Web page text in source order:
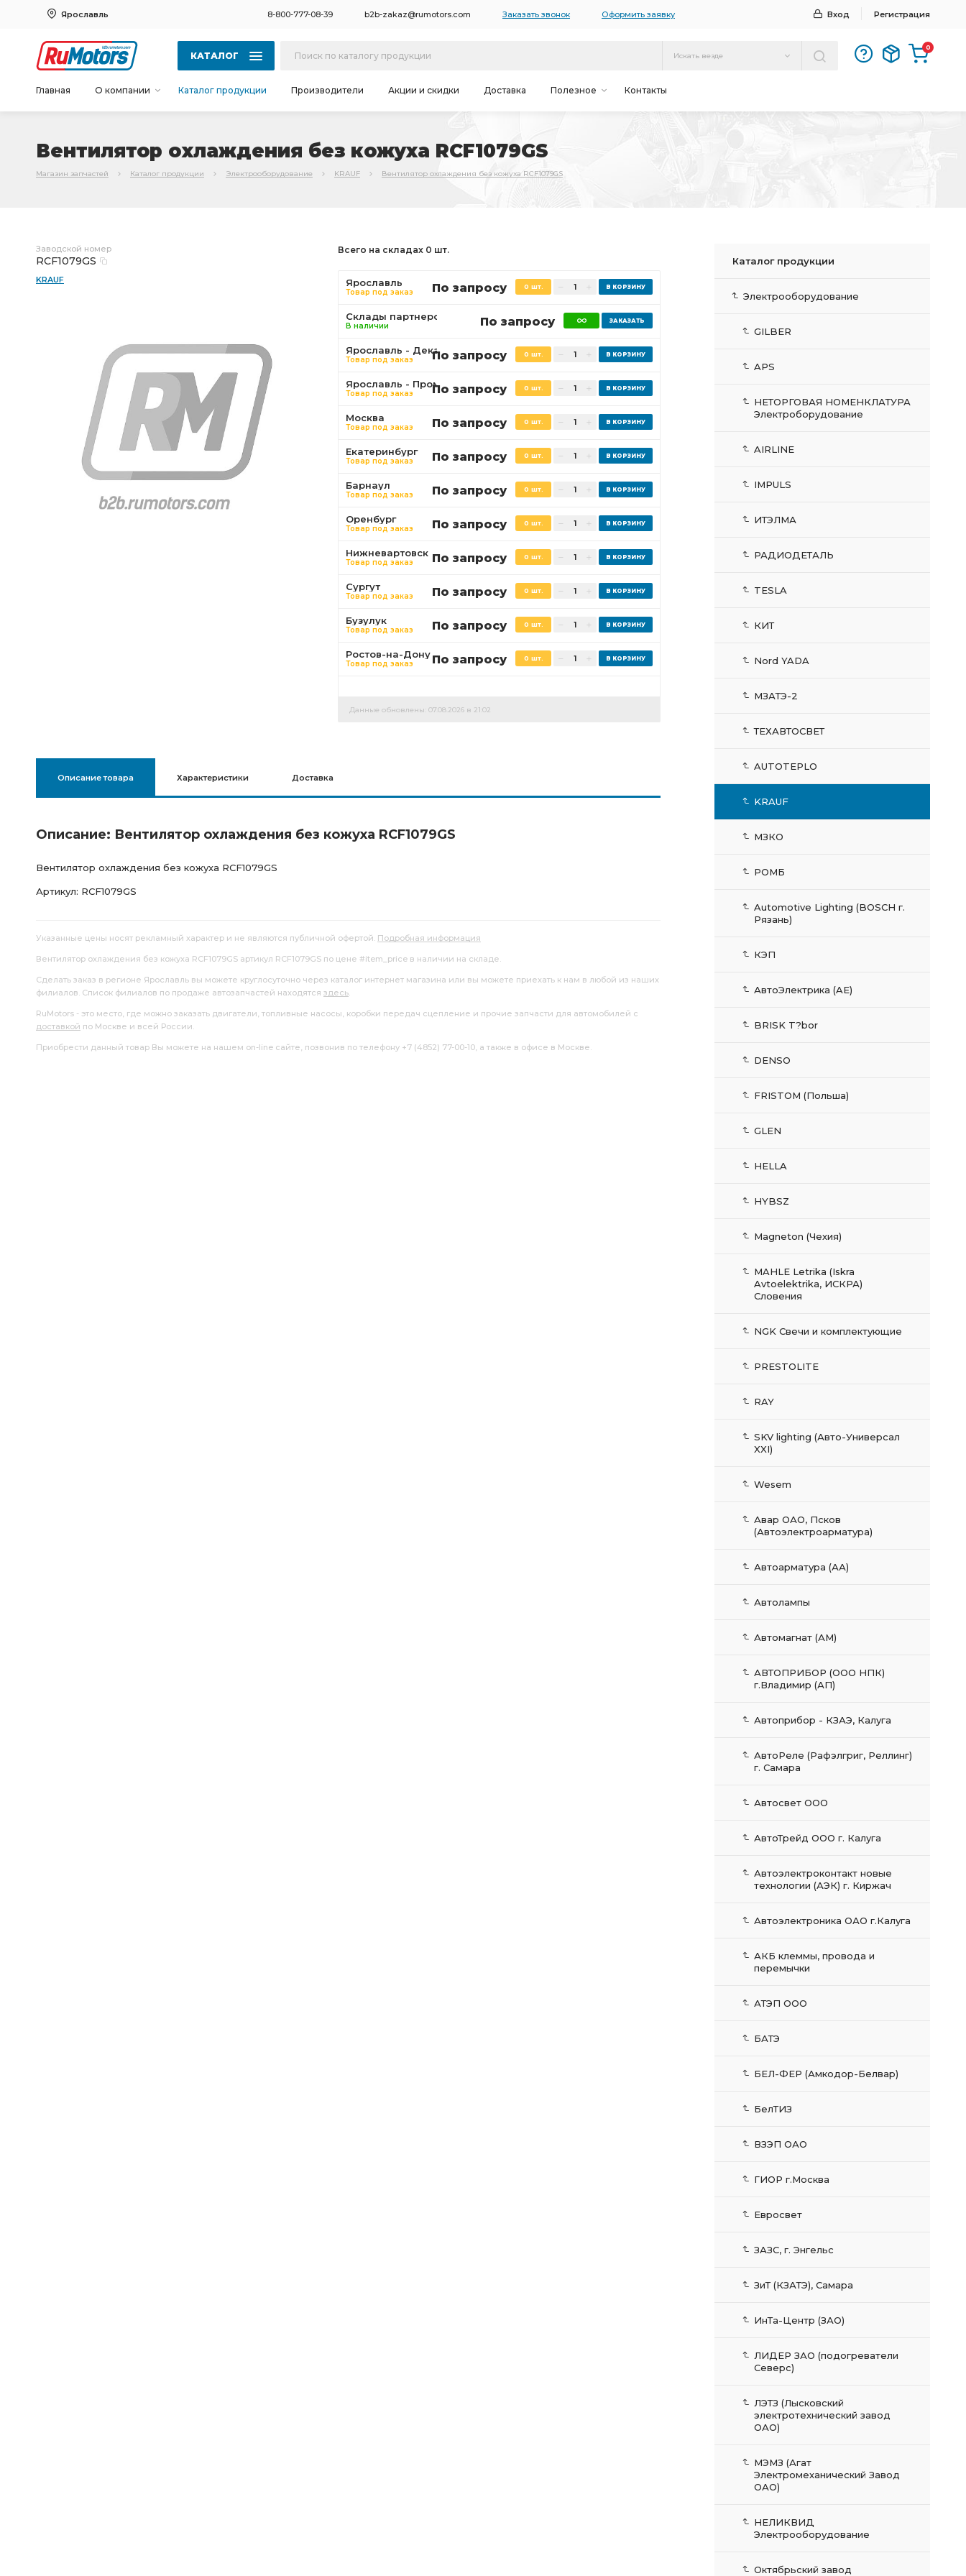
Ярославль 8-800-777-08-39 b2b-zakaz@rumotors.com Заказать звонок Оформить заявку Вход Регистрация
КАТАЛОГ Искать везде
0
Главная О компании Каталог продукции Производители Акции и скидки Доставка Полезное Контакты
Вентилятор охлаждения без кожуха RCF1079GS
Магазин запчастей Каталог продукции Электрооборудование KRAUF Вентилятор охлаждения без кожуха RCF1079GS
Заводской номер
RCF1079GS
KRAUF
Всего на складах 0 шт.
Ярославль
Товар под заказ По запросу 0 шт.
Склады партнеров
В наличии По запросу
Ярославль - Декабристов
Товар под заказ По запросу 0 шт.
Ярославль - Промышленная
Товар под заказ По запросу 0 шт.
Москва
Товар под заказ По запросу 0 шт.
Екатеринбург
Товар под заказ По запросу 0 шт.
Барнаул
Товар под заказ По запросу 0 шт.
Оренбург
Товар под заказ По запросу 0 шт.
Нижневартовск
Товар под заказ По запросу 0 шт.
Сургут
Товар под заказ По запросу 0 шт.
Бузулук
Товар под заказ По запросу 0 шт.
Ростов-на-Дону
Товар под заказ По запросу 0 шт.
Данные обновлены: 07.08.2026 в 21:02
Описание товара Характеристики Доставка
Описание: Вентилятор охлаждения без кожуха RCF1079GS
Вентилятор охлаждения без кожуха RCF1079GS
Артикул: RCF1079GS
Указанные цены носят рекламный характер и не являются публичной офертой. Подробная информация
Вентилятор охлаждения без кожуха RCF1079GS артикул RCF1079GS по цене #item_price в наличии на складе.
Сделать заказ в регионе Ярославль вы можете круглосуточно через каталог интернет магазина или вы можете приехать к нам в любой из наших
филиалов. Список филиалов по продаже автозапчастей находятся здесь.
RuMotors - это место, где можно заказать двигатели, топливные насосы, коробки передач сцепление и прочие запчасти для автомобилей с
доставкой по Москве и всей России.
Приобрести данный товар Вы можете на нашем on-line сайте, позвонив по телефону +7 (4852) 77-00-10, а также в офисе в Москве.
Каталог продукции
Электрооборудование
GILBER
APS
НЕТОРГОВАЯ НОМЕНКЛАТУРА
Электроборудование
AIRLINE
IMPULS
ИТЭЛМА
РАДИОДЕТАЛЬ
TESLA
КИТ
Nord YADA
МЗАТЭ-2
ТЕХАВТОСВЕТ
AUTOTEPLO
KRAUF
МЗКО
РОМБ
Automotive Lighting (BOSCH г.
Рязань)
КЭП
АвтоЭлектрика (AE)
BRISK T?bor
DENSO
FRISTOM (Польша)
GLEN
HELLA
HYBSZ
Magneton (Чехия)
MAHLE Letrika (Iskra
Avtoelektrika, ИСКРА)
Словения
NGK Свечи и комплектующие
PRESTOLITE
RAY
SKV lighting (Авто-Универсал
XXI)
Wesem
Авар ОАО, Псков
(Автоэлектроарматура)
Автоарматура (АА)
Автолампы
Автомагнат (АМ)
АВТОПРИБОР (ООО НПК)
г.Владимир (АП)
Автоприбор - КЗАЭ, Калуга
АвтоРеле (Рафэлгриг, Реллинг)
г. Самара
Автосвет ООО
АвтоТрейд ООО г. Калуга
Автоэлектроконтакт новые
технологии (АЭК) г. Киржач
Автоэлектроника ОАО г.Калуга
АКБ клеммы, провода и
перемычки
АТЭП ООО
БАТЭ
БЕЛ-ФЕР (Амкодор-Белвар)
БелТИЗ
ВЗЭП ОАО
ГИОР г.Москва
Евросвет
ЗАЗС, г. Энгельс
ЗиТ (КЗАТЭ), Самара
ИнТа-Центр (ЗАО)
ЛИДЕР ЗАО (подогреватели
Северс)
ЛЭТЗ (Лысковский
электротехнический завод
ОАО)
МЭМЗ (Агат
Электромеханический Завод
ОАО)
НЕЛИКВИД
Электрооборудование
Октябрьский завод